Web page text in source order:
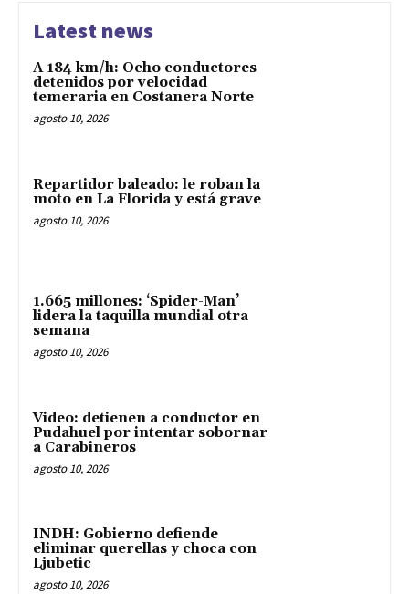
Latest news
A 184 km/h: Ocho conductores
detenidos por velocidad
temeraria en Costanera Norte
agosto 10, 2026
Repartidor baleado: le roban la
moto en La Florida y está grave
agosto 10, 2026
1.665 millones: ‘Spider-Man’
lidera la taquilla mundial otra
semana
agosto 10, 2026
Video: detienen a conductor en
Pudahuel por intentar sobornar
a Carabineros
agosto 10, 2026
INDH: Gobierno defiende
eliminar querellas y choca con
Ljubetic
agosto 10, 2026